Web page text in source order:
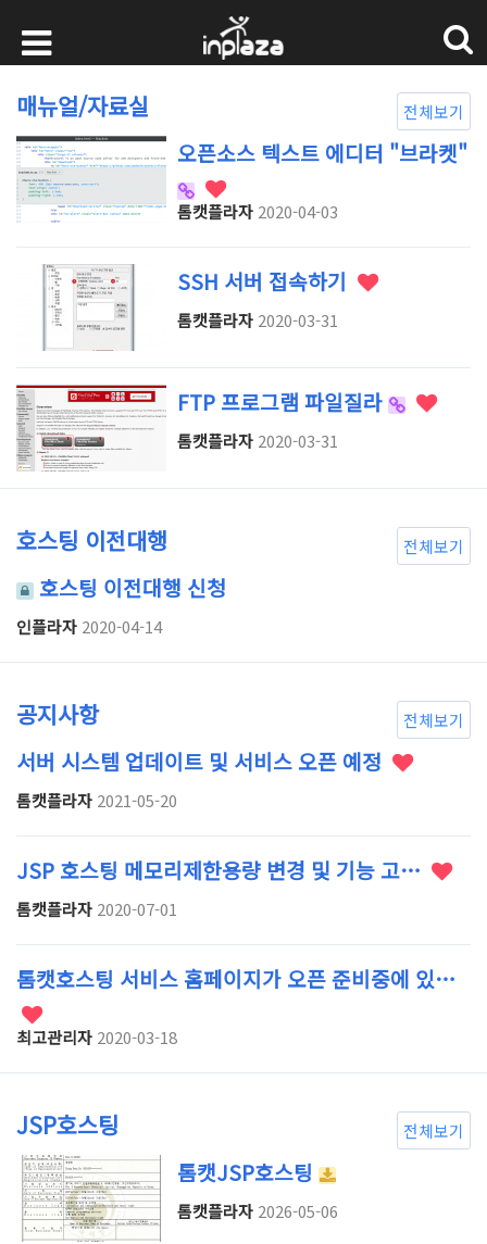
매뉴얼/자료실
오픈소스 텍스트 에디터 "브라켓"
톰캣플라자 2020-04-03
SSH 서버 접속하기
톰캣플라자 2020-03-31
FTP 프로그램 파일질라
톰캣플라자 2020-03-31
전체보기
호스팅 이전대행
호스팅 이전대행 신청
인플라자 2020-04-14
전체보기
공지사항
서버 시스템 업데이트 및 서비스 오픈 예정
톰캣플라자 2021-05-20
JSP 호스팅 메모리제한용량 변경 및 기능 고…
톰캣플라자 2020-07-01
톰캣호스팅 서비스 홈페이지가 오픈 준비중에 있…
최고관리자 2020-03-18
전체보기
JSP호스팅
톰캣JSP호스팅
톰캣플라자 2026-05-06
전체보기